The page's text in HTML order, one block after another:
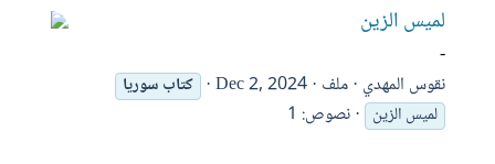
لميس الزين
-
نقوس المهدي ملف Dec 2, 2024 كتابسوريا
لميس الزين
نصوص: 1